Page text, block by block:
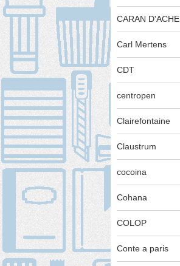
CARAN D'ACHE
Carl Mertens
CDT
centropen
Clairefontaine
Claustrum
cocoina
Cohana
COLOP
Conte a paris